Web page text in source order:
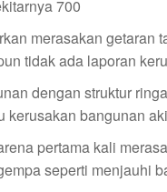
merasakan
tidak ada laporan
dengan struktur
kerusakan bangunan
pertama kali
seperti menjauhi